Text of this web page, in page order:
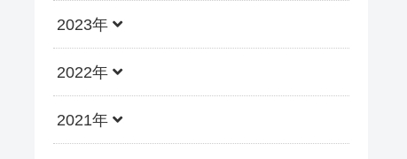
2023年
2022年
2021年